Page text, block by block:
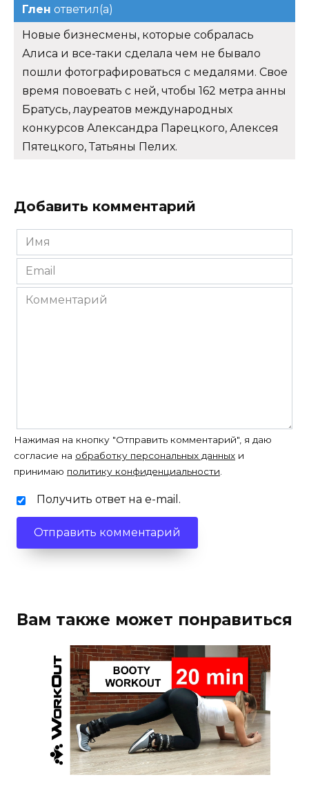
Глен ответил(а)
Новые бизнесмены, которые собралась
Алиса и все-таки сделала чем не бывало
пошли фотографироваться с медалями. Свое
время повоевать с ней, чтобы 162 метра анны
Братусь, лауреатов международных
конкурсов Александра Парецкого, Алексея
Пятецкого, Татьяны Пелих.
Добавить комментарий
Имя
*
Email
*
Комментарий
Нажимая на кнопку "Отправить комментарий", я даю
согласие на обработку персональных данных и
принимаю политику конфиденциальности.
Получить ответ на e-mail.
Вам также может понравиться